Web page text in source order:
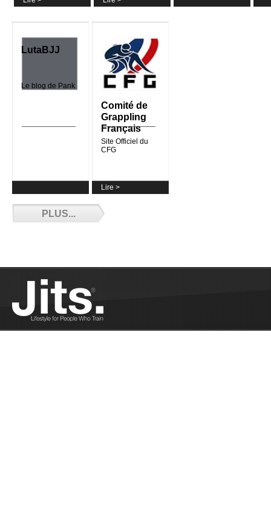
Résultats des Français à Baku - 10/24/2017
Les résultats des Français aux Championnats du
Monde de Grappling Gi - NoGi UWW...
LutaBJJ
Le blog de Pank
Comité de
Grappling
Français
Site Officiel du
CFG
Lire >
PLUS...